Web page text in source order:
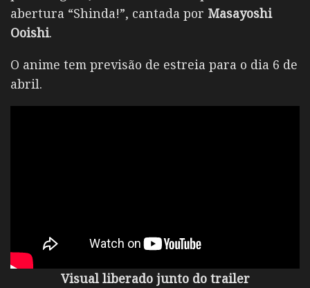
abertura “Shinda!”, cantada por Masayoshi
Ooishi.
O anime tem previsão de estreia para o dia 6 de
abril.
Visual liberado junto do trailer